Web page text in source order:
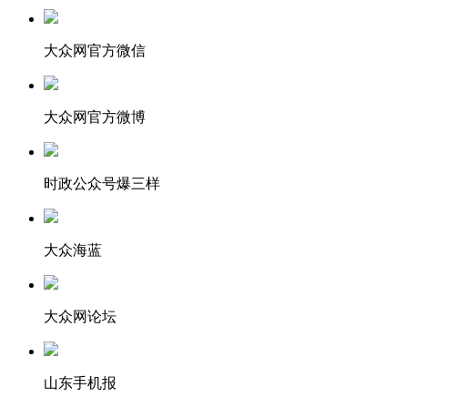
大众网官方微信
大众网官方微博
时政公众号爆三样
大众海蓝
大众网论坛
山东手机报